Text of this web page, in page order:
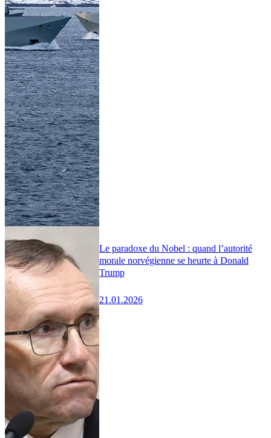
Le paradoxe du Nobel : quand l’autorité
morale norvégienne se heurte à Donald
Trump
21.01.2026